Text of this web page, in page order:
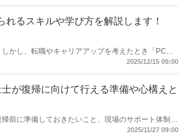
るスキルや学び方を解説します！
かし、転職やキャリアアップを考えたとき「PCス
か。この記事では、介護職に求められるPCスキル
2025/12/15 09:00
が復帰に向けて行える準備や心構えと
前に準備しておきたいこと、現場のサポート体制、
に対して不安がある方必見です！【執筆者／専門
2025/11/27 09:00